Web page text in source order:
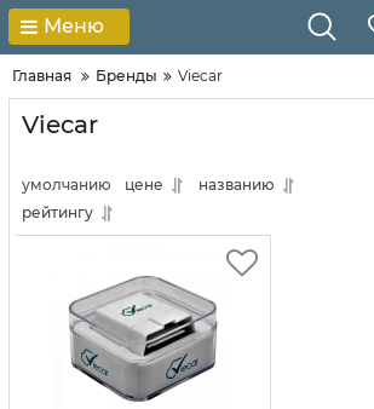
Меню
Главная Бренды Viecar
Viecar
умолчанию цене
названию
рейтингу